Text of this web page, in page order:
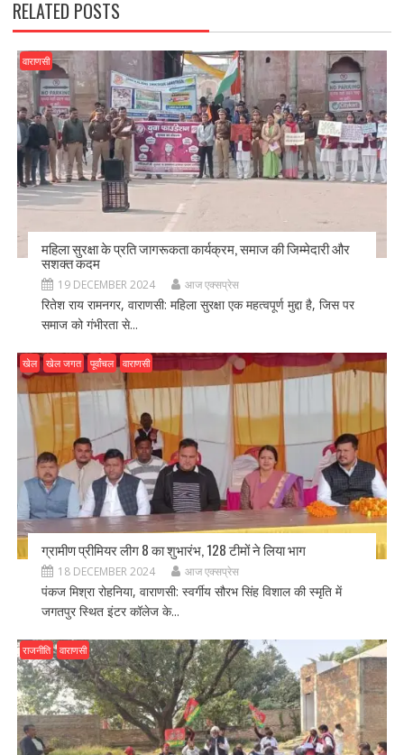
RELATED POSTS
वाराणसी
महिला सुरक्षा के प्रति जागरूकता कार्यक्रम, समाज की जिम्मेदारी और
सशक्त कदम
19 DECEMBER 2024 आज एक्सप्रेस
रितेश राय रामनगर, वाराणसी: महिला सुरक्षा एक महत्वपूर्ण मुद्दा है, जिस पर
समाज को गंभीरता से...
खेल खेल जगत पूर्वांचल वाराणसी
ग्रामीण प्रीमियर लीग 8 का शुभारंभ, 128 टीमों ने लिया भाग
18 DECEMBER 2024 आज एक्सप्रेस
पंकज मिश्रा रोहनिया, वाराणसी: स्वर्गीय सौरभ सिंह विशाल की स्मृति में
जगतपुर स्थित इंटर कॉलेज के...
राजनीति वाराणसी